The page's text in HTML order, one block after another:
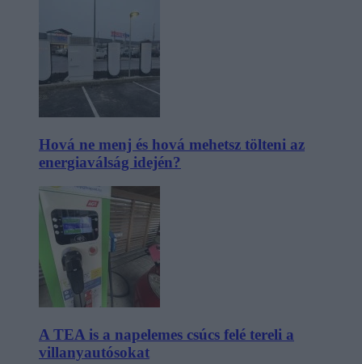
Hová ne menj és hová mehetsz tölteni az
energiaválság idején?
A TEA is a napelemes csúcs felé tereli a
villanyautósokat